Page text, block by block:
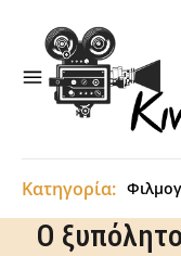
Κατηγορία:
Ο